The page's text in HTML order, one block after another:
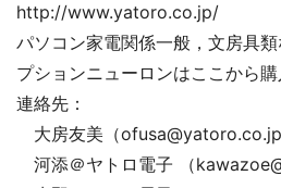
http://www.yatoro.co.jp/
パソコン家電関係一般，文房具
プションニューロンはここから購
連絡先：
大房友美（ofusa@yatoro.co.jp
河添＠ヤトロ電子 （